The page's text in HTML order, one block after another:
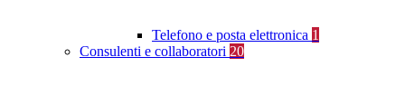
Telefono e posta elettronica 1
Consulenti e collaboratori 20